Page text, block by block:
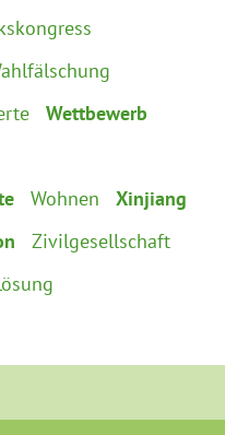
Wettbewerb
Wohnen
Xinjiang
Zivilgesellschaft